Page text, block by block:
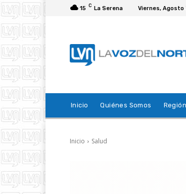
15 C La Serena Viernes, Agosto
Inicio Quiénes Somos Región
Inicio Salud